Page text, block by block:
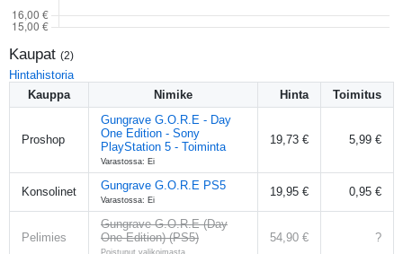
Kaupat (2)
Hintahistoria
Kauppa
Nimike Hinta Toimitus
Proshop
Gungrave G.O.R.E - Day
One Edition - Sony
PlayStation 5 - Toiminta
Varastossa: Ei
19,73 € 5,99 €
Konsolinet Gungrave G.O.R.E PS5
Varastossa: Ei
19,95 € 0,95 €
Pelimies
Gungrave G.O.R.E (Day
One Edition) (PS5)
Poistunut valikoimasta
54,90 € ?